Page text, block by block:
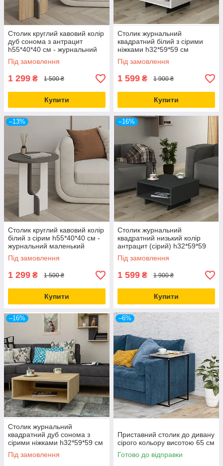
Столик круглий кавовий колір
дуб сонома з антрацит
h55*40*40 см - журнальний
столик
Під замовлення
1 299 ₴ 1 500 ₴
Купити
Столик журнальний
квадратний білий з сірими
ніжками h32*59*59 см
Під замовлення
1 599 ₴ 1 900 ₴
Купити
–13%
Столик круглий кавовий колір
білий з сірим h55*40*40 см -
журнальний маленький
столик
Під замовлення
1 299 ₴ 1 500 ₴
Купити
–16%
Столик журнальний
квадратний низький колір
антрацит (сірий) h32*59*59
см
Під замовлення
1 599 ₴ 1 900 ₴
Купити
–16%
Столик журнальний
квадратний дуб сонома з
сірими ніжками h32*59*59 см
Під замовлення
–6%
Приставний столик до дивану
сірого кольору висотою 65 см
Готово до відправки